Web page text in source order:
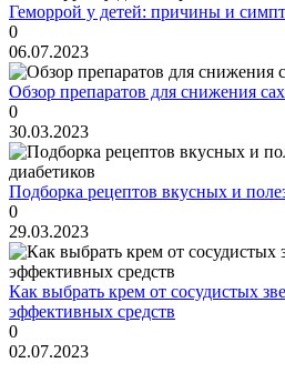
Геморрой у детей: причины и
0
06.07.2023
Обзор препаратов для снижения
0
30.03.2023
Подборка рецептов вкусных и
0
29.03.2023
Как выбрать крем от сосудистых
эффективных средств
0
02.07.2023